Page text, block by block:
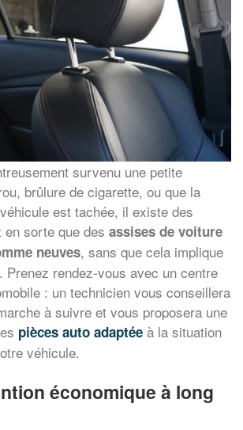
survenu une petite
brûlure de cigarette, ou que la
est tachée, il existe des
sorte que des assises de voiture
neuves, sans que cela implique
Prenez rendez-vous avec un centre
: un technicien vous conseillera
à suivre et vous proposera une
pièces auto adaptée à la situation
véhicule.
économique à long